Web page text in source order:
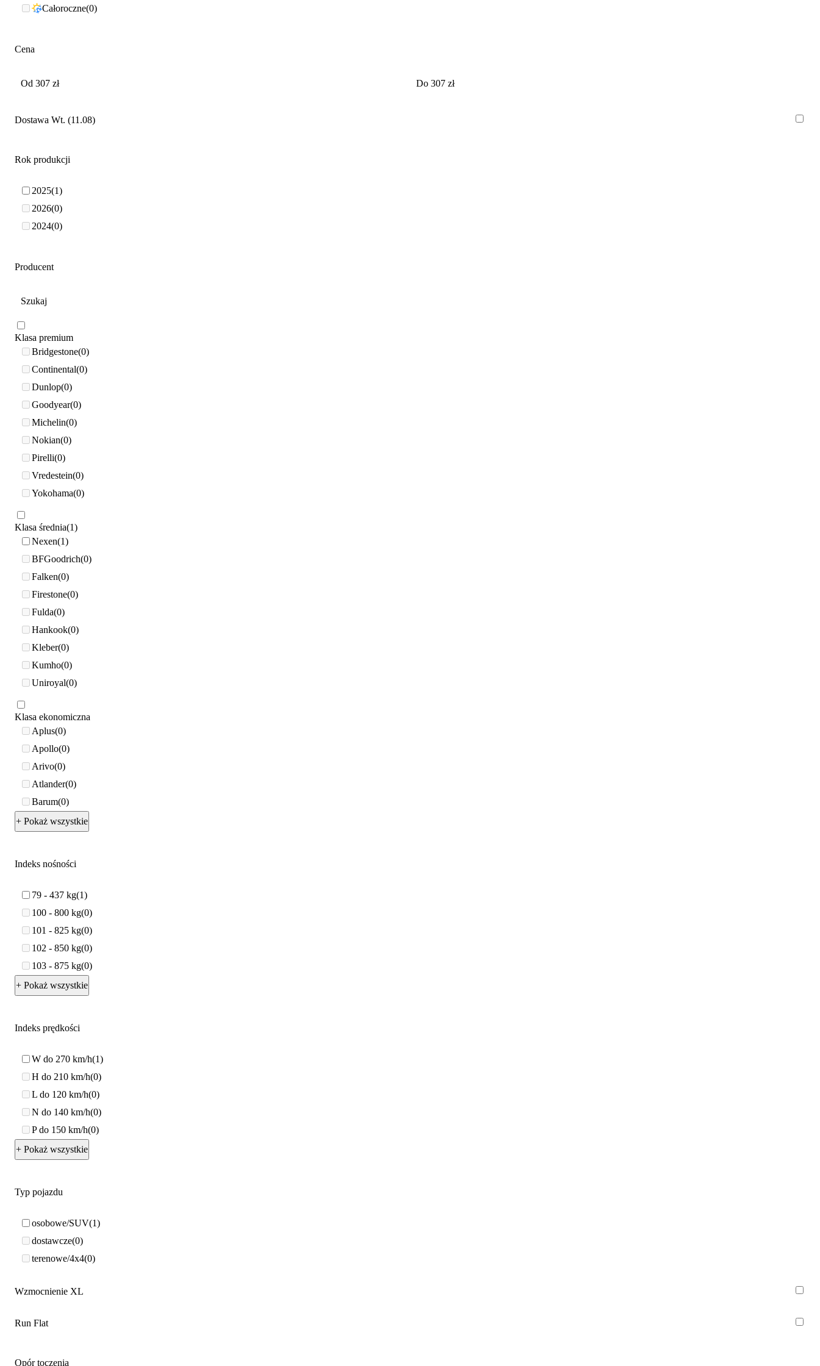
Całoroczne 0
Cena
Dostawa Wt. (11.08)
Rok produkcji
2025 1
2026 0
2024 0
Producent
Klasa premium
Bridgestone 0
Continental 0
Dunlop 0
Goodyear 0
Michelin 0
Nokian 0
Pirelli 0
Vredestein 0
Yokohama 0
Klasa średnia 1
Nexen 1
BFGoodrich 0
Falken 0
Firestone 0
Fulda 0
Hankook 0
Kleber 0
Kumho 0
Uniroyal 0
Klasa ekonomiczna
Aplus 0
Apollo 0
Arivo 0
Atlander 0
Barum 0
+ Pokaż wszystkie
Indeks nośności
79 - 437 kg 1
100 - 800 kg 0
101 - 825 kg 0
102 - 850 kg 0
103 - 875 kg 0
+ Pokaż wszystkie
Indeks prędkości
W do 270 km/h 1
H do 210 km/h 0
L do 120 km/h 0
N do 140 km/h 0
P do 150 km/h 0
+ Pokaż wszystkie
Typ pojazdu
osobowe/SUV 1
dostawcze 0
terenowe/4x4 0
Wzmocnienie XL
Run Flat
Opór toczenia